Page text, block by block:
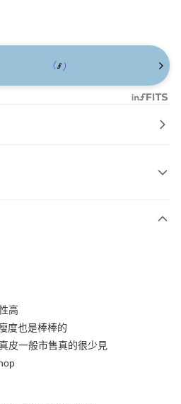
台北富邦商業銀行
兆豐國際商業銀行
彰化商業銀行
台北富邦商業銀行
高
度也是棒棒的
皮一般市售真的很少見